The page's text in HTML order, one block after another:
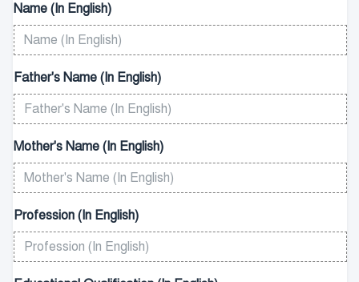
Name (In English)
Father's Name (In English)
Mother's Name (In English)
Profession (In English)